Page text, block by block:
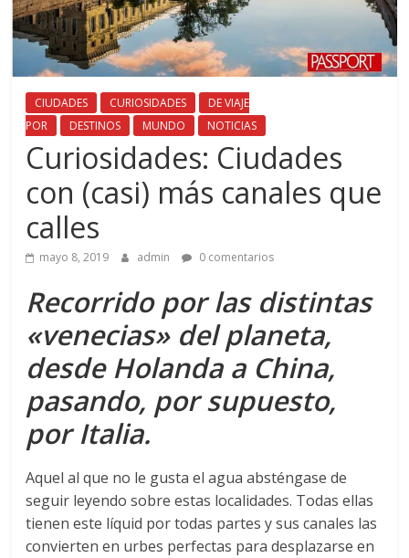
CIUDADES CURIOSIDADES
DE VIAJE
POR
DESTINOS MUNDO NOTICIAS
Curiosidades: Ciudades
con (casi) más canales que
calles
mayo 8, 2019 admin 0 comentarios
Recorrido por las distintas
«venecias» del planeta,
desde Holanda a China,
pasando, por supuesto,
por Italia.
Aquel al que no le gusta el agua absténgase de
seguir leyendo sobre estas localidades. Todas ellas
tienen este líquid por todas partes y sus canales las
convierten en urbes perfectas para desplazarse en